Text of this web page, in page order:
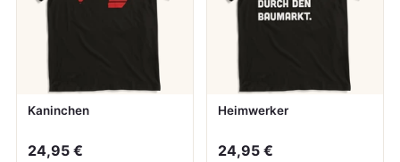
Kaninchen
24,95 €
Heimwerker
24,95 €